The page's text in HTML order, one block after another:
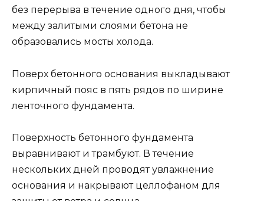
без перерыва в течение одного дня, чтобы
между залитыми слоями бетона не
образовались мосты холода.
Поверх бетонного основания выкладывают
кирпичный пояс в пять рядов по ширине
ленточного фундамента.
Поверхность бетонного фундамента
выравнивают и трамбуют. В течение
нескольких дней проводят увлажнение
основания и накрывают целлофаном для